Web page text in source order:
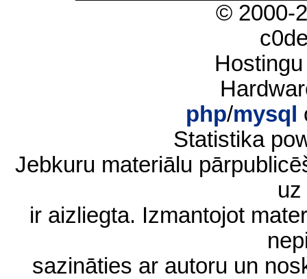
© 2000-
php/mysql
Statistika
Jebkuru materiālu
ir aizliegta. Izmantojot
sazināties ar autoru un